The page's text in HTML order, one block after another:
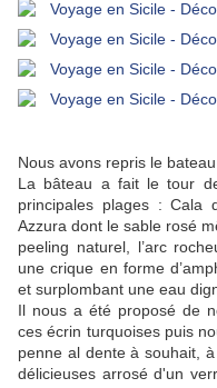
Nous avons repris le
La bâteau a fait le tour
principales plages :Cala
Azzura dont le sable rosé
peeling naturel, l’arc
une crique en forme
et surplombant une eau
Il nous a été proposé de
ces écrin turquoises puis
penne al dente à souhait,
délicieuses arrosé d'un